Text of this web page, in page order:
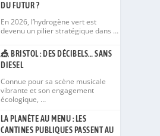
DU FUTUR ?
En 2026, l’hydrogène vert est
devenu un pilier stratégique dans …
🎪 BRISTOL : DES DÉCIBELS… SANS
DIESEL
Connue pour sa scène musicale
vibrante et son engagement
écologique, …
LA PLANÈTE AU MENU : LES
CANTINES PUBLIQUES PASSENT AU